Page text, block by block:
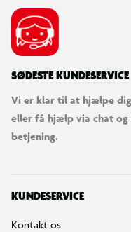
SØDESTE KUNDESERVICE
Vi er klar til at hjælpe
eller få hjælp via chat
betjening.
KUNDESERVICE
Kontakt os